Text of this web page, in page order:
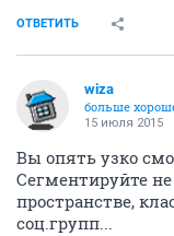
ОТВЕТИТЬ
wiza
больше
15 июля 2015
Вы опять узко
Сегментируйте
пространстве,
соц.групп...